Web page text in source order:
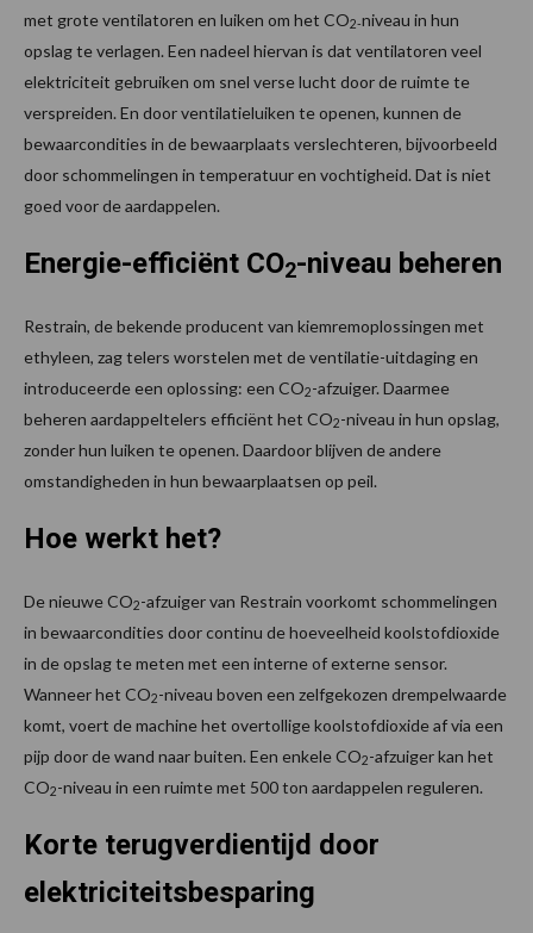
met grote ventilatoren en luiken om het CO2-niveau in hun
opslag te verlagen. Een nadeel hiervan is dat ventilatoren veel
elektriciteit gebruiken om snel verse lucht door de ruimte te
verspreiden. En door ventilatieluiken te openen, kunnen de
bewaarcondities in de bewaarplaats verslechteren, bijvoorbeeld
door schommelingen in temperatuur en vochtigheid. Dat is niet
goed voor de aardappelen.
Energie-efficiënt CO2-niveau beheren
Restrain, de bekende producent van kiemremoplossingen met
ethyleen, zag telers worstelen met de ventilatie-uitdaging en
introduceerde een oplossing: een CO2-afzuiger. Daarmee
beheren aardappeltelers efficiënt het CO2-niveau in hun opslag,
zonder hun luiken te openen. Daardoor blijven de andere
omstandigheden in hun bewaarplaatsen op peil.
Hoe werkt het?
De nieuwe CO2-afzuiger van Restrain voorkomt schommelingen
in bewaarcondities door continu de hoeveelheid koolstofdioxide
in de opslag te meten met een interne of externe sensor.
Wanneer het CO2-niveau boven een zelfgekozen drempelwaarde
komt, voert de machine het overtollige koolstofdioxide af via een
pijp door de wand naar buiten. Een enkele CO2-afzuiger kan het
CO2-niveau in een ruimte met 500 ton aardappelen reguleren.
Korte terugverdientijd door
elektriciteitsbesparing